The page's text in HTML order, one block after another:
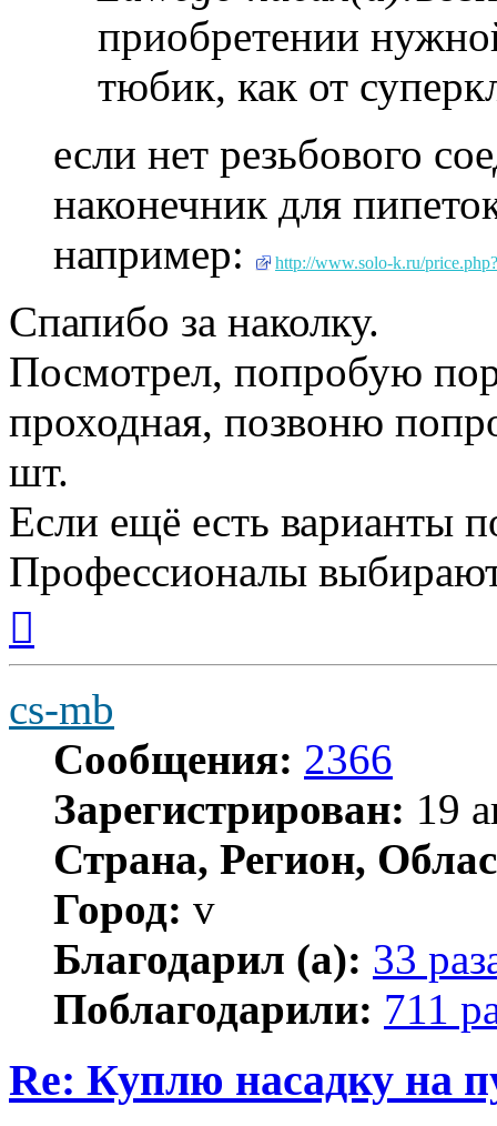
приобретении
тюбик, как от
если нет резьбового
наконечник для
например:
http://www.solo-k.ru/
Спапибо за наколку.
Посмотрел, попробую
проходная, позвоню
шт.
Если ещё есть варианты
Профессионалы
началу
cs-mb
Сообщения: 2366
Зарегистрирован: 19
Страна, Регион,
Город: v
Благодарил (а): 33
Поблагодарили: 711
Re: Куплю насадку на